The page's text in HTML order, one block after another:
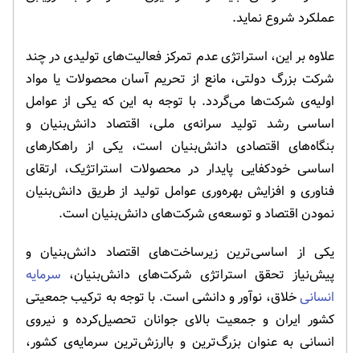
عملکرد شروع نماید.
علاوه بر این، استراتژی عدم تمرکز فعالیت‌های تولیدی در چند
شرکت بزرگ دولتی، مانع از تحریم آسان محصولات یا مواد
اولیه‌ی شرکت‌ها می‌گردد. با توجه به این که یکی از عوامل
اساسی رشد تولید سرانه‌ی ملی، اقتصاد دانش‌بنیان و
بنگاه‌های اقتصادی دانش‌بنیان است، یکی از راهکارهای
اساسی خودکفایی پایدار در محصولات استراتژیک، ارتقای
فناوری و افزایش بهره‌وری عوامل تولید از طریق دانش‌بنیان
نمودن اقتصاد و توسعه‌ی شرکت‌های دانش‌بنیان است.
یکی از اساسی‌ترین زیرساخت‌های اقتصاد دانش‌بنیان و
پیش‌نیاز تحقق استراتژی شرکت‌های دانش‌بنیان، سرمایه
انسانیخلاق، نوآور و دانشی است. با توجه به ترکیب جمعیتی
کشور ایران و جمعیت بالای جوانان تحصیل‌کرده و نیروی
انسانی به عنوان بزرگ‌ترین و باارزش‌ترین سرمایه‌ی کشور،